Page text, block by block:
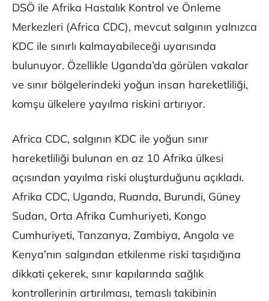
DSÖ ile Afrika Hastalık Kontrol ve Önleme
Merkezleri (Africa CDC), mevcut salgının yalnızca
KDC ile sınırlı kalmayabileceği uyarısında
bulunuyor. Özellikle Uganda’da görülen vakalar
ve sınır bölgelerindeki yoğun insan hareketliliği,
komşu ülkelere yayılma riskini artırıyor.
Africa CDC, salgının KDC ile yoğun sınır
hareketliliği bulunan en az 10 Afrika ülkesi
açısından yayılma riski oluşturduğunu açıkladı.
Afrika CDC, Uganda, Ruanda, Burundi, Güney
Sudan, Orta Afrika Cumhuriyeti, Kongo
Cumhuriyeti, Tanzanya, Zambiya, Angola ve
Kenya’nın salgından etkilenme riski taşıdığına
dikkati çekerek, sınır kapılarında sağlık
kontrollerinin artırılması, temaslı takibinin